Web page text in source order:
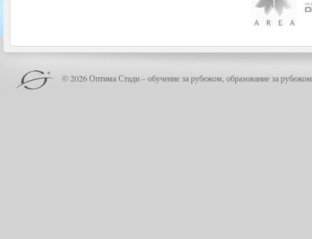
© 2026 Оптима Стади – обучение за рубежом, образование за